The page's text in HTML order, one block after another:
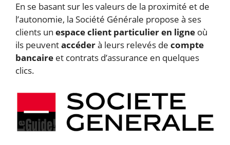
En se basant sur les valeurs de la proximité et de
l’autonomie, la Société Générale propose à ses
clients un espace client particulier en ligne où
ils peuventaccéderà leurs relevés de compte
bancaire et contrats d’assurance en quelques
clics.